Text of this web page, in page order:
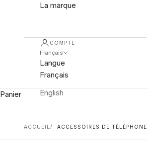
La marque
COMPTE
Français
Langue
Français
English
Panier
ACCUEIL ACCESSOIRES DE TÉLÉPHONE